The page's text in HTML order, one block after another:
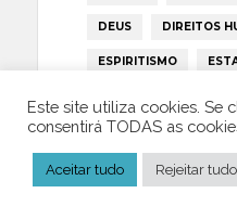
DEUS DIREITOS
ESPIRITISMO
ICAR IGREJA
JESUS LAICIDADE
Este site utiliza cookies. Se
consentirá TODAS as
Aceitar tudo Rejeitar tudo